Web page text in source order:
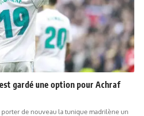
gardé une option pour Achraf
porter de nouveau la tunique madrilène un